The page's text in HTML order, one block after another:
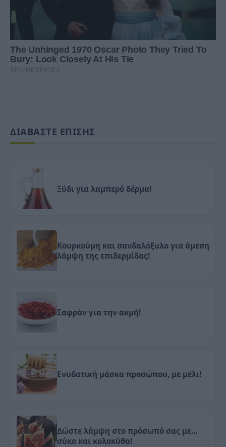
ΔΙΑΒΑΣΤΕ ΕΠΙΣΗΣ
Ξύδι για λαμπερό δέρμα!
Κουρκούμη και σανδαλόξυλο για άμεση
λάμψη της επιδερμίδας!
Σαφράν για την ακμή!
Ενυδατική μάσκα προσώπου, με μέλι!
Δώστε λάμψη στο πρόσωπό σας με…
σύκο και κολοκύθα!